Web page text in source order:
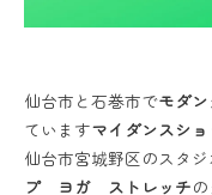
仙台市と石巻市でモダ
ていますマイダンスシ
仙台市宮城野区のスタ
プ ヨガ ストレッチ